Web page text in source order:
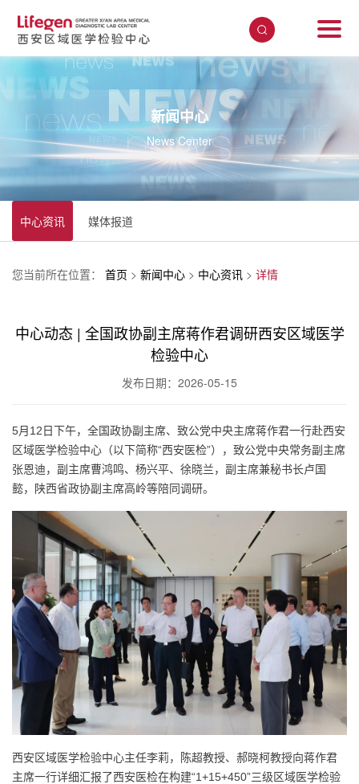
新闻中心
News Center
中心资讯 媒体报道
您当前所在位置： 首页 > 新闻中心 > 中心资讯 > 详情
中心动态 | 全国政协副主席蒋作君调研西安区域医学
检验中心
发布日期：2026-05-15
5月 12 日下午，全国政协副主席、致公党中央主席蒋作君一行赴西安
区域医学检验中心（以下简称“西安医检”），致公党中央常务副主席
张恩迪，副主席曹鸿鸣、杨兴平、徐晓兰，副主席兼秘书长卢国
懿，陕西省政协副主席高岭等陪同调研。
西安区域医学检验中心主任李莉，陈超教授、郝晓柯教授向蒋作君
主席一行详细汇报了西安医检在构建“1+15+450”三级区域医学检验